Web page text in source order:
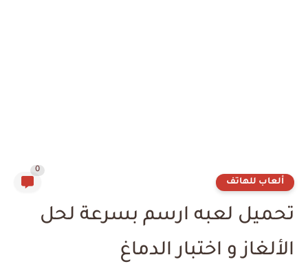
ألعاب للهاتف
0
تحميل لعبه ارسم بسرعة لحل
الألغاز و اختبار الدماغ